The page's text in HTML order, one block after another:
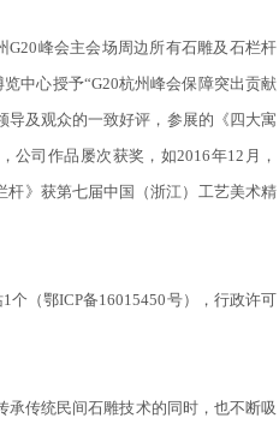
峰会主会场周边所有石雕及石栏杆
中心授予“G20杭州峰会保障突出贡献
导及观众的一致好评，参展的《四大寓
公司作品屡次获奖，如2016年12月，
杆》获第七届中国（浙江）工艺美术精
个（鄂ICP备16015450号），行政许可
传统民间石雕技术的同时，也不断吸